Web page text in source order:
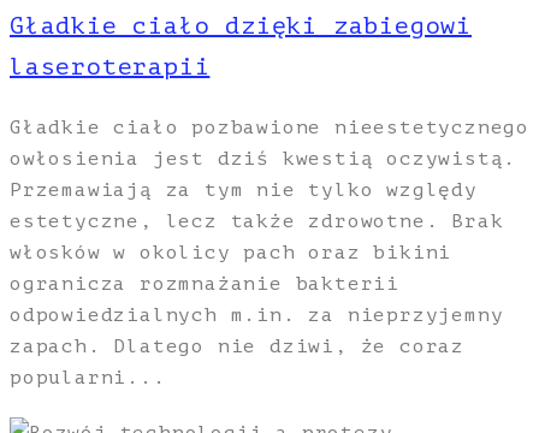
Gładkie ciało dzięki zabiegowi
laseroterapii
Gładkie ciało pozbawione nieestetycznego
owłosienia jest dziś kwestią oczywistą.
Przemawiają za tym nie tylko względy
estetyczne, lecz także zdrowotne. Brak
włosków w okolicy pach oraz bikini
ogranicza rozmnażanie bakterii
odpowiedzialnych m.in. za nieprzyjemny
zapach. Dlatego nie dziwi, że coraz
popularni...